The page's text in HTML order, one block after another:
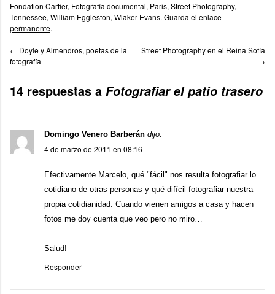
Fondation Cartier, Fotografía documental, Paris, Street Photography,
Tennessee, William Eggleston, Wlaker Evans. Guarda el enlace
permanente.
← Doyle y Almendros, poetas de la
fotografía
Street Photography en el Reina Sofía
→
14 respuestas a Fotografiar el patio trasero
Domingo Venero Barberán dijo:
4 de marzo de 2011 en 08:16
Efectivamente Marcelo, qué "fácil" nos resulta fotografiar lo
cotidiano de otras personas y qué difícil fotografiar nuestra
propia cotidianidad. Cuando vienen amigos a casa y hacen
fotos me doy cuenta que veo pero no miro…
Salud!
Responder